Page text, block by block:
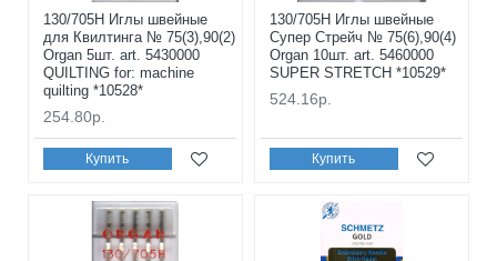
130/705H Иглы швейные
для Квилтинга № 75(3),90(2)
Organ 5шт. art. 5430000
QUILTING for: machine
quilting *10528*
254.80р.
Купить
130/705H Иглы швейные
Супер Стрейч № 75(6),90(4)
Organ 10шт. art. 5460000
SUPER STRETCH *10529*
524.16р.
Купить